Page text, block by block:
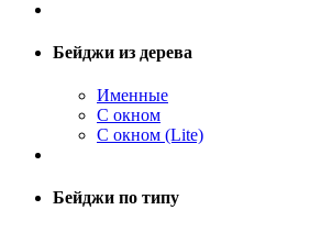
Бейджи из дерева
Именные
С окном
С окном (Lite)
Бейджи по типу